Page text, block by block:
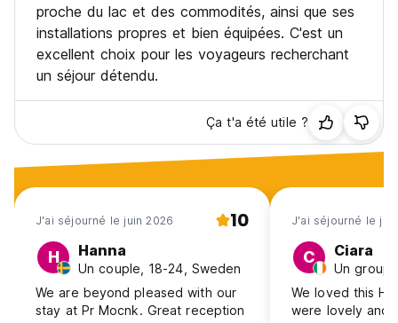
proche du lac et des commodités, ainsi que ses
installations propres et bien équipées. C'est un
excellent choix pour les voyageurs recherchant
un séjour détendu.
Ça t'a été utile ?
J'ai séjourné le juin 2026 10
H Hanna
Un couple, 18-24, Sweden
We are beyond pleased with our
stay at Pr Mocnk. Great reception
J'ai séjourné le
C Ciara
We loved this
were lovely and